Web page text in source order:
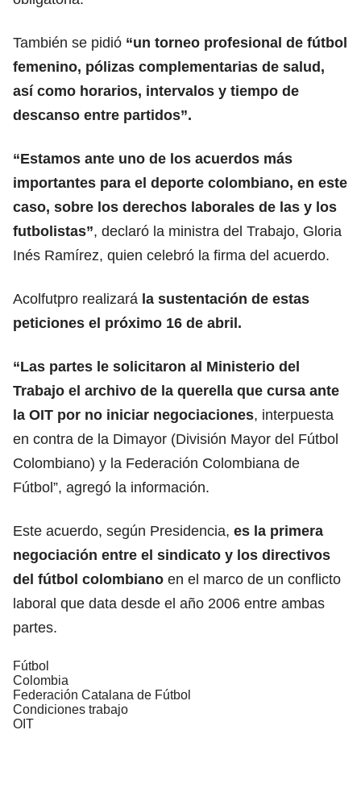
También se pidió “un torneo profesional de fútbol
femenino, pólizas complementarias de salud,
así como horarios, intervalos y tiempo de
descanso entre partidos”.
“Estamos ante uno de los acuerdos más
importantes para el deporte colombiano, en este
caso, sobre los derechos laborales de las y los
futbolistas”, declaró la ministra del Trabajo, Gloria
Inés Ramírez, quien celebró la firma del acuerdo.
Acolfutpro realizará la sustentación de estas
peticiones el próximo 16 de abril.
“Las partes le solicitaron al Ministerio del
Trabajo el archivo de la querella que cursa ante
la OIT por no iniciar negociaciones, interpuesta
en contra de la Dimayor (División Mayor del Fútbol
Colombiano) y la Federación Colombiana de
Fútbol”, agregó la información.
Este acuerdo, según Presidencia, es la primera
negociación entre el sindicato y los directivos
del fútbol colombiano en el marco de un conflicto
laboral que data desde el año 2006 entre ambas
partes.
Fútbol
Colombia
Federación Catalana de Fútbol
Condiciones trabajo
OIT